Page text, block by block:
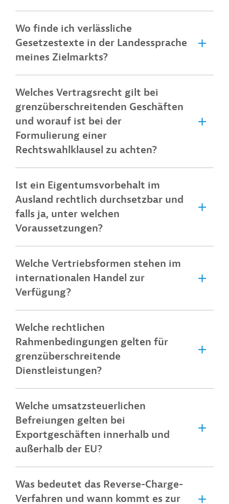
Wo finde ich verlässliche
Gesetzestexte in der Landessprache
meines Zielmarkts?
Welches Vertragsrecht gilt bei
grenzüberschreitenden Geschäften
und worauf ist bei der
Formulierung einer
Rechtswahlklausel zu achten?
Ist ein Eigentumsvorbehalt im
Ausland rechtlich durchsetzbar und
falls ja, unter welchen
Voraussetzungen?
Welche Vertriebsformen stehen im
internationalen Handel zur
Verfügung?
Welche rechtlichen
Rahmenbedingungen gelten für
grenzüberschreitende
Dienstleistungen?
Welche umsatzsteuerlichen
Befreiungen gelten bei
Exportgeschäften innerhalb und
außerhalb der EU?
Was bedeutet das Reverse-Charge-
Verfahren und wann kommt es zur